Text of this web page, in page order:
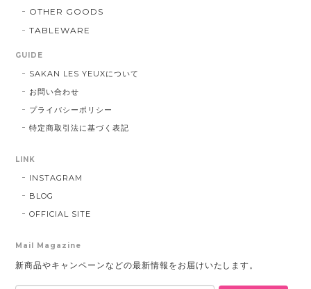
OTHER GOODS
TABLEWARE
GUIDE
SAKAN LES YEUXについて
お問い合わせ
プライバシーポリシー
特定商取引法に基づく表記
LINK
INSTAGRAM
BLOG
OFFICIAL SITE
Mail Magazine
新商品やキャンペーンなどの最新情報をお届けいたします。